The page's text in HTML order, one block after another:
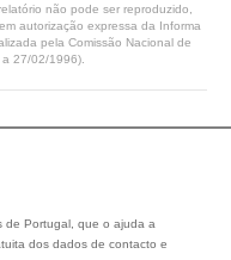
não pode ser reproduzido,
autorização expressa da Informa
pela Comissão Nacional de
27/02/1996).
de Portugal, que o ajuda a
dos dados de contacto e